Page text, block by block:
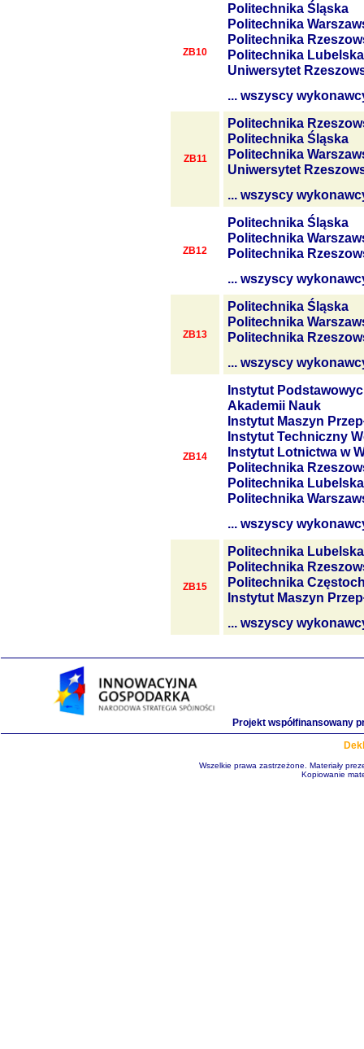
ZB10
Politechnika Śląska
Politechnika
Politechnika
Politechnika Lubelska
Uniwersytet
... wszyscy
ZB11
Politechnika
Politechnika Śląska
Politechnika
Uniwersytet
... wszyscy
ZB12
Politechnika Śląska
Politechnika
Politechnika
... wszyscy
ZB13
Politechnika Śląska
Politechnika
Politechnika
... wszyscy
ZB14
Instytut
Akademii Nauk
Instytut Maszyn
Instytut Techniczny
Instytut Lotnictwa w
Politechnika
Politechnika Lubelska
Politechnika
... wszyscy
ZB15
Politechnika Lubelska
Politechnika
Politechnika
Instytut Maszyn
... wszyscy
Projekt współfinansowany
Wszelkie prawa zastrzeżone. Materiały
Kopiowanie